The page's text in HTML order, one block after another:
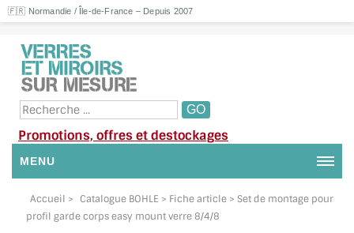
🇫🇷 Normandie / Île-de-France – Depuis 2007
Promotions, offres et destockages
MENU
NOUS CONTACTER
Accueil > Catalogue BOHLE > Fiche article > Set de montage pour
profil garde corps easy mount verre 8/4/8